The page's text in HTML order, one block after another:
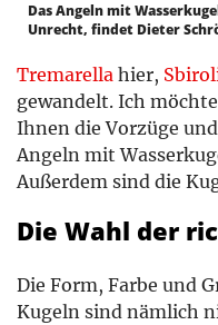
Das Angeln mit
Unrecht, findet Dieter
Tremarella hier,
gewandelt. Ich
Ihnen die Vorzüge
Angeln mit
Außerdem sind die
Die Wahl der
Die Form, Farbe und
Kugeln sind nämlich